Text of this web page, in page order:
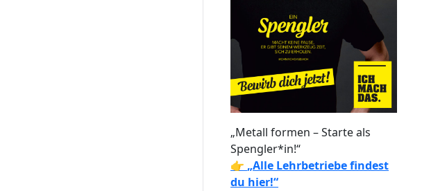
„Metall formen – Starte als
Spengler*in!“
👉 „Alle Lehrbetriebe findest
du hier!“